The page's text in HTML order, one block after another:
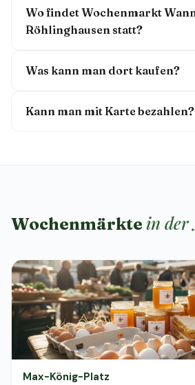
Wo findet Wochenmarkt
Röhlinghausen statt?
Was kann man dort kaufen?
Kann man mit Karte bezahlen?
Wochenmärkte in der
Max-König-Platz